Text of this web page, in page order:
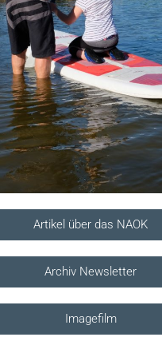
Artikel über das NAOK
Archiv Newsletter
Imagefilm